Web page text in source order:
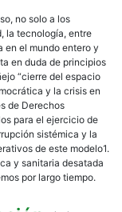
no solo a los
la tecnología, entre
en el mundo entero y
en duda de principios
“cierre del espacio
y la crisis en
de Derechos
para el ejercicio de
sistémica y la
de este modelo1.
y sanitaria desatada
por largo tiempo.